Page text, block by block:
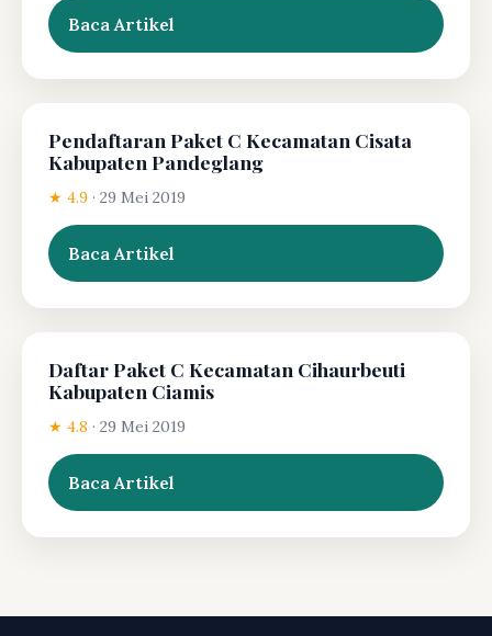
Baca Artikel
Pendaftaran Paket C Kecamatan Cisata
Kabupaten Pandeglang
★ 4.9 · 29 Mei 2019
Baca Artikel
Daftar Paket C Kecamatan Cihaurbeuti
Kabupaten Ciamis
★ 4.8 · 29 Mei 2019
Baca Artikel